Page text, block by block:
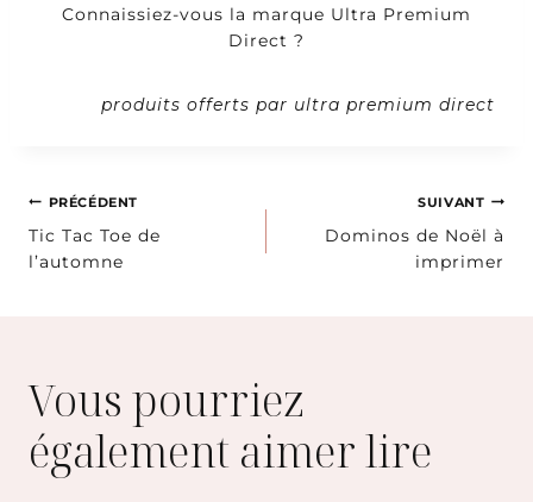
Connaissiez-vous la marque Ultra Premium
Direct ?
produits offerts par ultra premium direct
Navigation
de
PRÉCÉDENT
Tic Tac Toe de
l’automne
SUIVANT
Dominos de Noël à
imprimer
Vous pourriez
également aimer lire